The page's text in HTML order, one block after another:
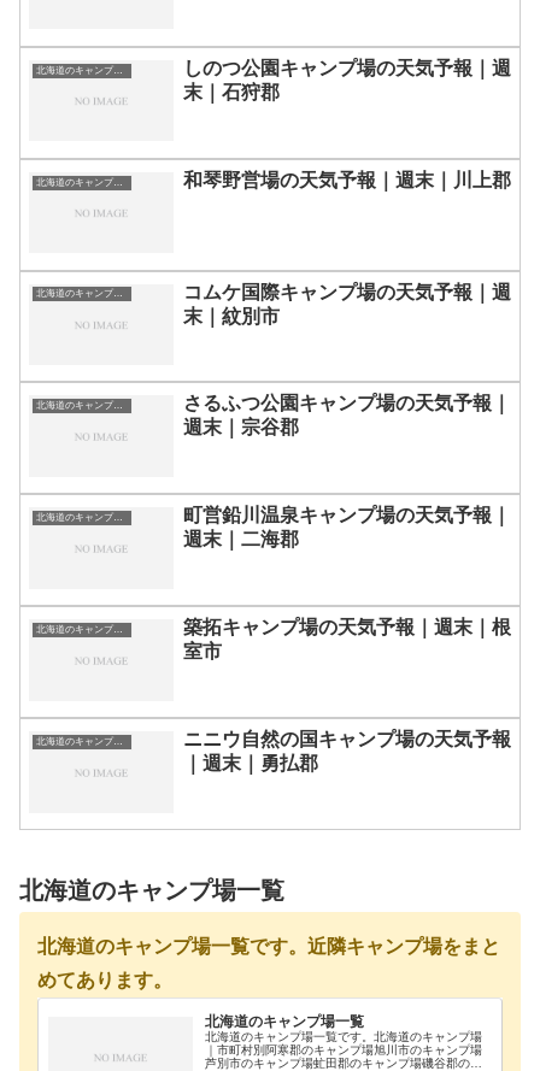
北海道のキャンプ場一覧
しのつ公園キャンプ場の天気予報｜週
末｜石狩郡
北海道のキャンプ場一覧 和琴野営場の天気予報｜週末｜川上郡
北海道のキャンプ場一覧
コムケ国際キャンプ場の天気予報｜週
末｜紋別市
北海道のキャンプ場一覧
さるふつ公園キャンプ場の天気予報｜
週末｜宗谷郡
北海道のキャンプ場一覧
町営鉛川温泉キャンプ場の天気予報｜
週末｜二海郡
北海道のキャンプ場一覧
築拓キャンプ場の天気予報｜週末｜根
室市
北海道のキャンプ場一覧
ニニウ自然の国キャンプ場の天気予報
｜週末｜勇払郡
北海道のキャンプ場一覧
北海道のキャンプ場一覧です。近隣キャンプ場をまと
めてあります。
北海道のキャンプ場一覧
北海道のキャンプ場一覧です。北海道のキャンプ場
｜市町村別阿寒郡のキャンプ場旭川市のキャンプ場
芦別市のキャンプ場虻田郡のキャンプ場磯谷郡のキ